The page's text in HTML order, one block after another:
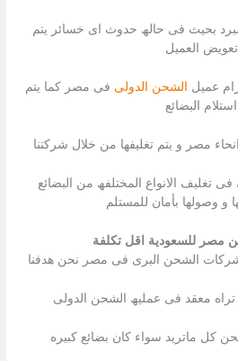
بحیث فى حالھ حدوث اى خسائر یتم
تعویض العمیل
عمیل الشحن الدولى فى مصر كما یتم
استلام البضائع
مصر و یتم تغلیفھا من خلال شركتنا
تغلیف الانواع المختلفھ من البضائع
و وصولھا بأمان للمستلم
مصر للسعودية اقل تكلفة
شركات الشحن البرى فى مصر نحن ھدفنا
تراه معقد فى عملیھ الشحن الدولى
كل ماترید سواء كان بضائع كبیره